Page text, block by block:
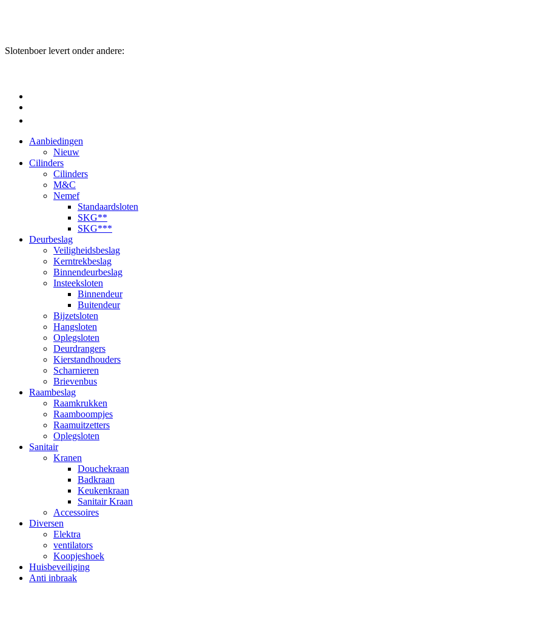
Slotenboer levert onder andere:
Aanbiedingen
Nieuw
Cilinders
Cilinders
M&C
Nemef
Standaardsloten
SKG**
SKG***
Deurbeslag
Veiligheidsbeslag
Kerntrekbeslag
Binnendeurbeslag
Insteeksloten
Binnendeur
Buitendeur
Bijzetsloten
Hangsloten
Oplegsloten
Deurdrangers
Kierstandhouders
Scharnieren
Brievenbus
Raambeslag
Raamkrukken
Raamboompjes
Raamuitzetters
Oplegsloten
Sanitair
Kranen
Douchekraan
Badkraan
Keukenkraan
Sanitair Kraan
Accessoires
Diversen
Elektra
ventilators
Koopjeshoek
Huisbeveiliging
Anti inbraak